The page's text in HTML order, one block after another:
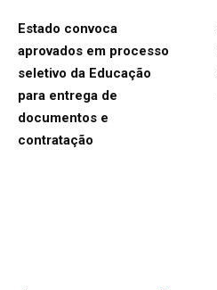
Estado convoca
aprovados em processo
seletivo da Educação
para entrega de
documentos e
contratação